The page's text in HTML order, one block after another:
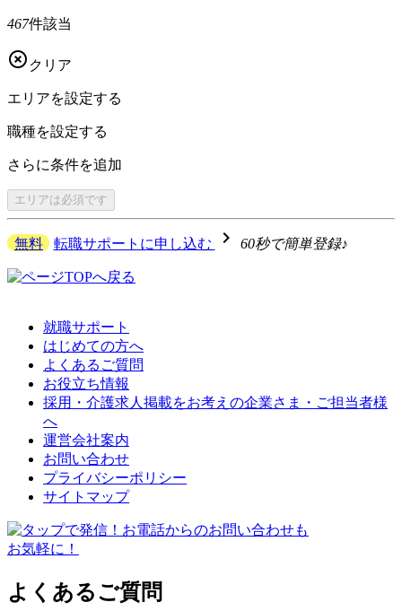
467件該当
 クリア
エリアを設定する
職種を設定する
さらに条件を追加
エリアは必須です
無料 転職サポートに申し込む navigate_next 60秒で簡単登録♪
就職サポート
はじめての方へ
よくあるご質問
お役立ち情報
採用・介護求人掲載をお考えの企業さま・ご担当者様
へ
運営会社案内
お問い合わせ
プライバシーポリシー
サイトマップ
よくあるご質問